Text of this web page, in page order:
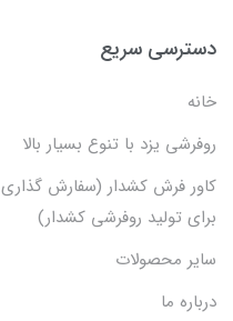
دسترسی سریع
خانه
روفرشی یزد با تنوع بسیار بالا
کاور فرش کشدار (سفارش گذاری
برای تولید روفرشی کشدار)
سایر محصولات
درباره ما